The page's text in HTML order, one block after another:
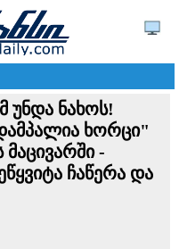
უნდა ნახოს!
ხორცი"
-
ჩაწერა და